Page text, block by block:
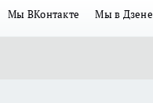
Мы ВКонтакте Мы в Дзене